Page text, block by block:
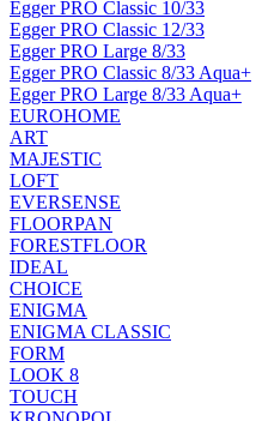
Egger PRO Classic 10/33
Egger PRO Classic 12/33
Egger PRO Large 8/33
Egger PRO Classic 8/33 Aqua+
Egger PRO Large 8/33 Aqua+
EUROHOME
ART
MAJESTIC
LOFT
EVERSENSE
FLOORPAN
FORESTFLOOR
IDEAL
CHOICE
ENIGMA
ENIGMA CLASSIC
FORM
LOOK 8
TOUCH